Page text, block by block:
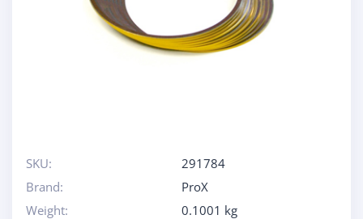
SKU:
291784
Brand:
ProX
Weight:
0.1001 kg